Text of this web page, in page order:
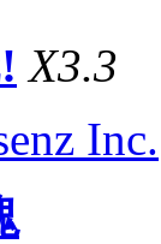
X3.3
Inc.